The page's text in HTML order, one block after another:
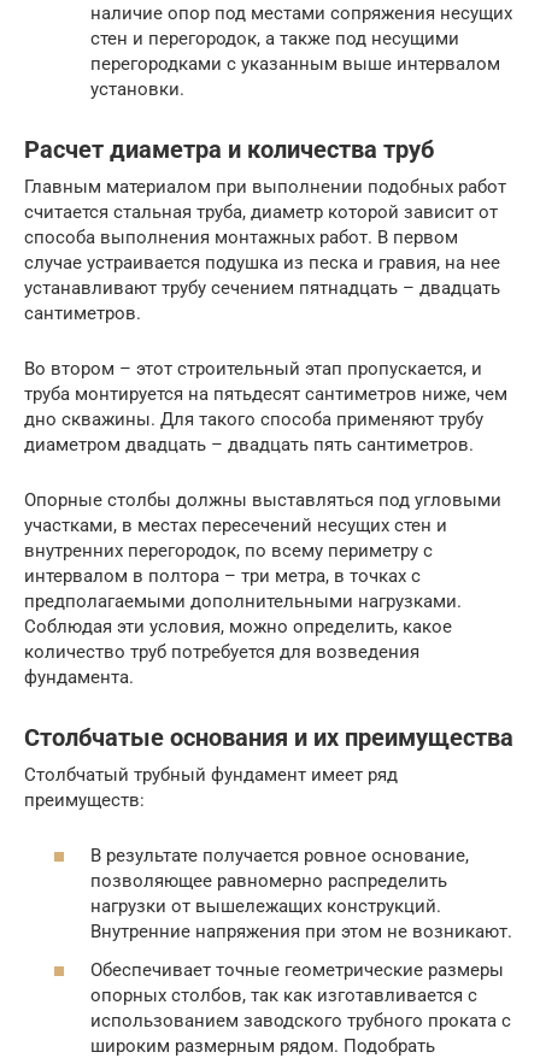
наличие опор под местами сопряжения несущих
стен и перегородок, а также под несущими
перегородками с указанным выше интервалом
установки.
Расчет диаметра и количества труб
Главным материалом при выполнении подобных работ
считается стальная труба, диаметр которой зависит от
способа выполнения монтажных работ. В первом
случае устраивается подушка из песка и гравия, на нее
устанавливают трубу сечением пятнадцать – двадцать
сантиметров.
Во втором – этот строительный этап пропускается, и
труба монтируется на пятьдесят сантиметров ниже, чем
дно скважины. Для такого способа применяют трубу
диаметром двадцать – двадцать пять сантиметров.
Опорные столбы должны выставляться под угловыми
участками, в местах пересечений несущих стен и
внутренних перегородок, по всему периметру с
интервалом в полтора – три метра, в точках с
предполагаемыми дополнительными нагрузками.
Соблюдая эти условия, можно определить, какое
количество труб потребуется для возведения
фундамента.
Столбчатые основания и их преимущества
Столбчатый трубный фундамент имеет ряд
преимуществ:
В результате получается ровное основание,
позволяющее равномерно распределить
нагрузки от вышележащих конструкций.
Внутренние напряжения при этом не возникают.
Обеспечивает точные геометрические размеры
опорных столбов, так как изготавливается с
использованием заводского трубного проката с
широким размерным рядом. Подобрать